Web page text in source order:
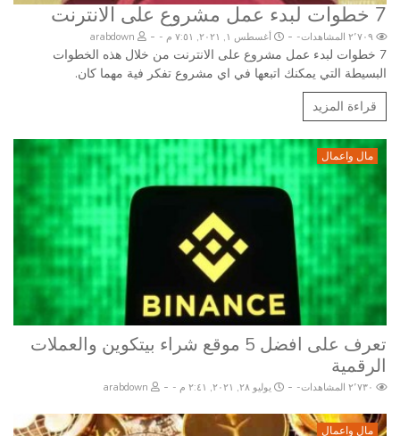
7 خطوات لبدء عمل مشروع على الانترنت
- أغسطس ١, ٢٠٢١, ٧:٥١ م -
7 خطوات لبدء عمل مشروع على الانترنت من خلال هذه الخطوات
البسيطة التي يمكنك اتبعها في اي مشروع تفكر فية مهما كان.
قراءة المزيد
مال واعمال
تعرف على افضل 5 موقع شراء بيتكوين والعملات
الرقمية
- يوليو ٢٨, ٢٠٢١, ٢:٤١ م -
مال واعمال